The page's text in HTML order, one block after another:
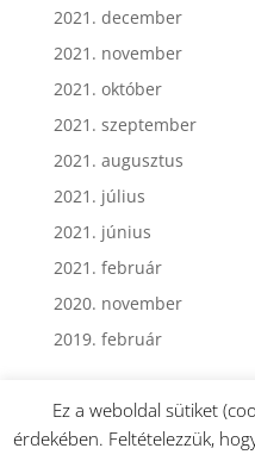
2021. december
2021. november
2021. október
2021. szeptember
2021. augusztus
2021. július
2021. június
2021. február
2020. november
2019. február
Ez a weboldal sütiket
érdekében. Feltételezzük,